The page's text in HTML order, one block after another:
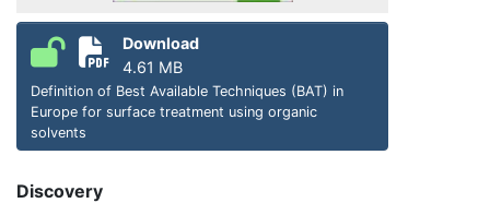
Download
4.61 MB
Definition of Best Available Techniques (BAT) in
Europe for surface treatment using organic
solvents
Discovery